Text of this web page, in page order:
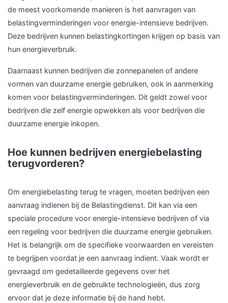
de meest voorkomende manieren is het aanvragen van
belastingverminderingen voor energie-intensieve bedrijven.
Deze bedrijven kunnen belastingkortingen krijgen op basis van
hun energieverbruik.
Daarnaast kunnen bedrijven die zonnepanelen of andere
vormen van duurzame energie gebruiken, ook in aanmerking
komen voor belastingverminderingen. Dit geldt zowel voor
bedrijven die zelf energie opwekken als voor bedrijven die
duurzame energie inkopen.
Hoe kunnen bedrijven energiebelasting
terugvorderen?
Om energiebelasting terug te vragen, moeten bedrijven een
aanvraag indienen bij de Belastingdienst. Dit kan via een
speciale procedure voor energie-intensieve bedrijven of via
een regeling voor bedrijven die duurzame energie gebruiken.
Het is belangrijk om de specifieke voorwaarden en vereisten
te begrijpen voordat je een aanvraag indient. Vaak wordt er
gevraagd om gedetailleerde gegevens over het
energieverbruik en de gebruikte technologieën, dus zorg
ervoor dat je deze informatie bij de hand hebt.